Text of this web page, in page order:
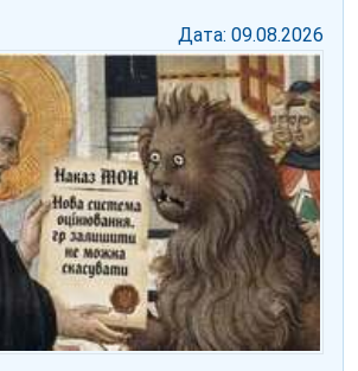
Дата: 09.08.2026